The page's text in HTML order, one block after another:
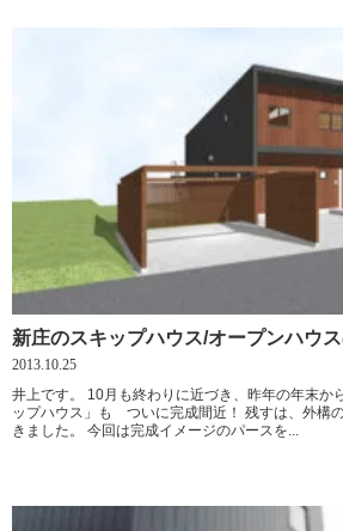
新庄のスキップハウス/オープンハウ
2013.10.25
井上です。 10月も終わりに近づき、昨年の年末から計画していた「新庄のスキ
ップハウス」も ついに完成間近！ 残すは、外構の工事を残すばかりとなって
きました。 今回は完成イメージのパースを...